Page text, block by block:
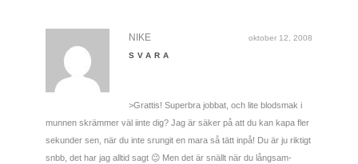
oktober 12, 2008
NIKE
SVARA
>Grattis! Superbra jobbat, och lite blodsmak i
munnen skrämmer väl iinte dig? Jag är säker på att du kan kapa fler
sekunder sen, när du inte srungit en mara så tätt inpå! Du är ju riktigt
snbb, det har jag alltid sagt 😉 Men det är snällt när du långsam-